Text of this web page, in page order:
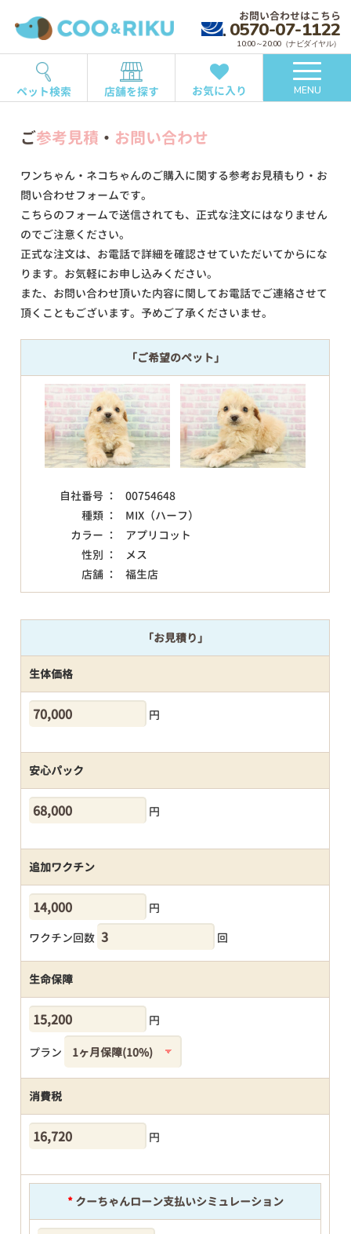
お問い合わせはこちら
0570-07-1122
10:00～20:00（ナビダイヤル）
ペット検索 店舗を探す お気に入り MENU
ご参考見積 ・ お問い合わせ
ワンちゃん・ネコちゃんのご購入に関する参考お見積もり・お
問い合わせフォームです。
こちらのフォームで送信されても、正式な注文にはなりません
のでご注意ください。
正式な注文は、お電話で詳細を確認させていただいてからにな
ります。お気軽にお申し込みください。
また、お問い合わせ頂いた内容に関してお電話でご連絡させて
頂くこともございます。予めご了承くださいませ。
「ご希望のペット」
自社番号 ：
00754648
種類 ：
MIX（ハーフ）
カラー ：
アプリコット
性別 ：
メス
店舗 ：
福生店
「お見積り」
生体価格
円
安心パック
円
追加ワクチン
円
ワクチン回数
回
生命保障
円
プラン
消費税
円
*クーちゃんローン支払いシミュレーション